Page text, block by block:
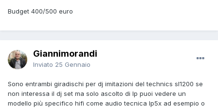
Budget 400/500 euro
Giannimorandi
Inviato 25 Gennaio
Sono entrambi giradischi per dj imitazioni del technics sl1200 se
non interessa il dj set ma solo ascolto di lp puoi vedere un
modello più specifico hifi come audio tecnica lp5x ad esempio o